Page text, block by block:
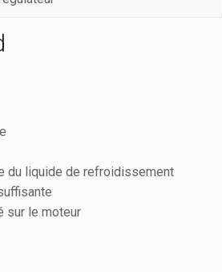
du liquide de refroidissement
sur le moteur